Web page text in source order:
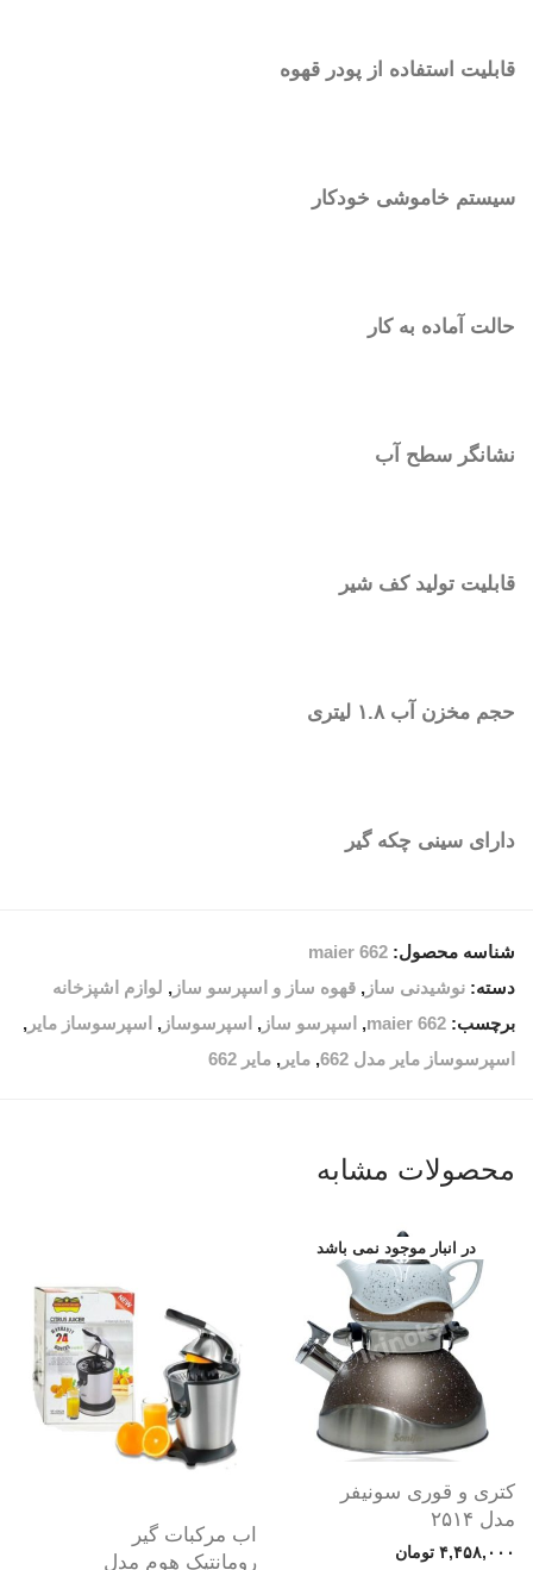
قابلیت استفاده از پودر قهوه
سیستم خاموشی خودکار
حالت آماده به کار
نشانگر سطح آب
قابلیت تولید کف شیر
حجم مخزن آب ۱.۸ لیتری
دارای سینی چکه گیر
شناسه محصول: maier 662
دسته: نوشیدنی ساز , قهوه ساز و اسپرسو ساز , لوازم اشپزخانه
برچسب: maier 662
, اسپرسو ساز , اسپرسوساز , اسپرسوساز مایر ,
اسپرسوساز مایر مدل 662
, مایر , مایر 662
محصولات مشابه
کتری و قوری سونیفر
مدل ۲۵۱۴
۴,۴۵۸,۰۰۰ تومان
اب مرکبات گیر
رومانتیک هوم مدل